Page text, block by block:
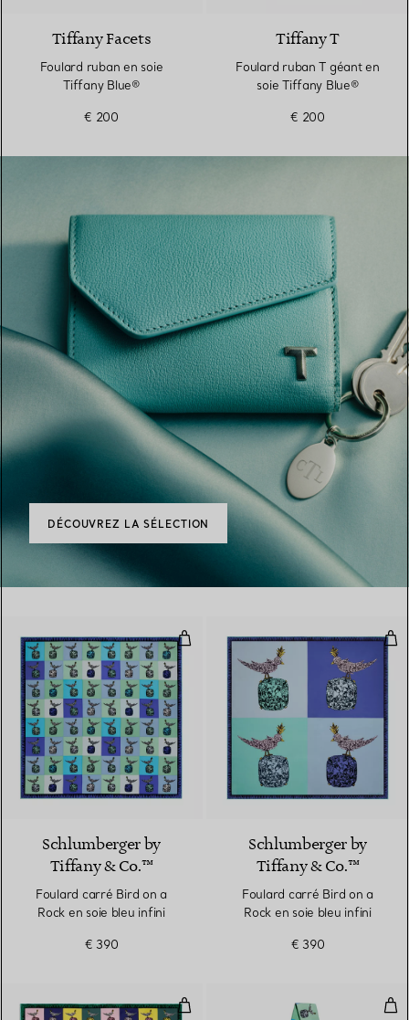
Tiffany Facets
Foulard ruban en soie
Tiffany Blue®
€ 200
Tiffany T
Foulard ruban T géant en
soie Tiffany Blue®
€ 200
DÉCOUVREZ LA SÉLECTION
Foulard carré Bird on a Rock en
3 Couleurs
Schlumberger by
Tiffany & Co.™
Foulard carré Bird on a
Rock en soie bleu infini
€ 390
Schlumberger by
Tiffany & Co.™
Foulard carré Bird on a
Rock en soie bleu infini
€ 390
Foulard carré Bird on a Rock en